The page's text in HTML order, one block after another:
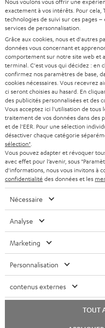
l
a
n
e
w
s
l
e
t
t
e
r
SYSTEMES COMPLETS HOME
BARRES DE SON
STEREO
SMART HOME
BLUETOOTH
CASQUES AUDIO
CASQUES BLUETOOTH AUDIO
SYSTEMES COMPLETS
ENCEINTES
ULTIMA
ÉCOUTEURS INTRA-AURICULAIRES
SUPPORT
CARRIÈRE
PRESSE
B2B
BLOG
NEWSLETTER
MAGASINS
AVANTAGES D’ACHAT
L’HISTOIRE DE TEUFEL
MANAGEMENT
DEVELOPPEMENT DURABLE
VALEURS
ACCESSIBILITÉ
Boutiques en ligne Teufel
ALLEMAGNE
AUTRICHE
SUISSE
PAYS-BAS
BELGIQUE
FRANCE
ESPAGNE
ITALIE
USA
AUTRES PAYS
erreurs. Les accessoires figurant sur
livraison. D’éventuels frais
©2026 Lautsprecher Teufel GmbH -
Mentions légales CGV
Politique
EU
exactement à vos intérêts. Pour
technologies de suivi sur ces pages
services de personnalisation.
Grâce aux cookies, nous et d'autres
données vous concernant et
comportement sur notre site web et
terminal. C'est vous qui décidez : en
confirmez nos paramètres de base,
cookies nécessaires. Vous recevrez
ci seront choisies au hasard. En
des publicités personnalisées et des
Vous acceptez ici l'utilisation de tous
traitement de vos données dans des
et de l'EER. Pour une sélection
désactiver chaque catégorie
sélection"
Vous pouvez adapter et révoquer
avec effet pour l’avenir, sous
d'informations, nous vous invitons à
confidentialité des données et les
Nécessaire
Analyse
Marketing
Personnalisation
contenus externes
TOUT